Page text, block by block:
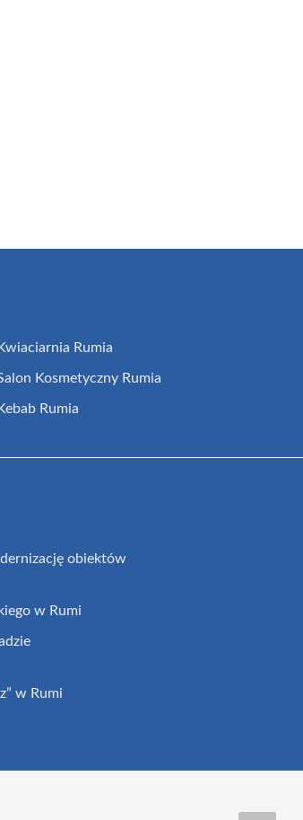
Kwiaciarnia Rumia
Kosmetyczny Rumia
Kebab Rumia
obiektów
w Rumi
w Rumi